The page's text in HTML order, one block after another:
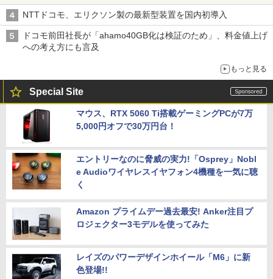
穴と楽天モバイルの課題
NTTドコモ、エリクソン製の最新型装置を国内初導入
ドコモ前田社長が「ahamo40GB化は検証のため」、料金値上げ
への考え方にも言及
もっと見る
Special Site
マウス、RTX 5060 Ti搭載ゲーミングPCが7万
5,000円オフで30万円台！
エントリーなのに脅威の実力!「Osprey」Nobl
e Audioワイヤレスイヤフォン4機種を一気に聴
く
Amazon プライムデー過去最安! Anker注目プ
ロジェクター3モデルを使ってみた
レイズのパワーデザインホイール「M6」に新
色登場!!